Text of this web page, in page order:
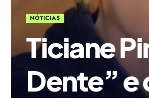
NÓTICIAS
Ticiane
Dente”